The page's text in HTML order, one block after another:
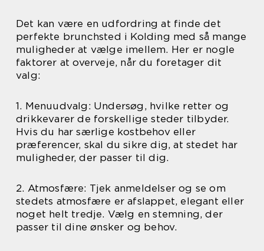
Det kan være en udfordring at finde det
perfekte brunchsted i Kolding med så mange
muligheder at vælge imellem. Her er nogle
faktorer at overveje, når du foretager dit
valg:
1. Menuudvalg: Undersøg, hvilke retter og
drikkevarer de forskellige steder tilbyder.
Hvis du har særlige kostbehov eller
præferencer, skal du sikre dig, at stedet har
muligheder, der passer til dig.
2. Atmosfære: Tjek anmeldelser og se om
stedets atmosfære er afslappet, elegant eller
noget helt tredje. Vælg en stemning, der
passer til dine ønsker og behov.